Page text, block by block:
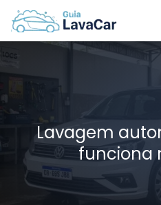
Lavagem
funciona